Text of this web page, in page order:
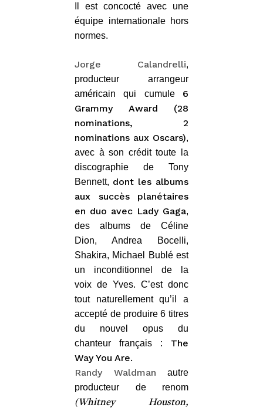
Il est concocté avec une
équipe internationale hors
normes.
Jorge Calandrelli,
producteur arrangeur
américain qui cumule 6
Grammy Award (28
nominations, 2
nominations aux Oscars),
avec à son crédit toute la
discographie de Tony
Bennett, dont les albums
aux succès planétaires
en duo avec Lady Gaga,
des albums de Céline
Dion, Andrea Bocelli,
Shakira, Michael Bublé est
un inconditionnel de la
voix de Yves. C’est donc
tout naturellement qu’il a
accepté de produire 6 titres
du nouvel opus du
chanteur français : The
Way You Are.
Randy Waldman autre
producteur de renom
(Whitney Houston,